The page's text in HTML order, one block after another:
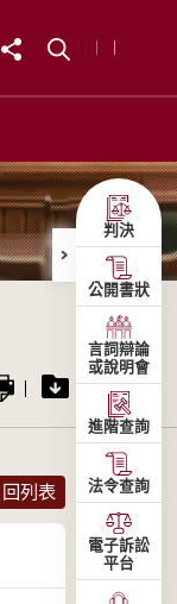
回列表
判決
公開書狀
言詞辯論
或說明會
進階查詢
法令查詢
電子訴訟
平台